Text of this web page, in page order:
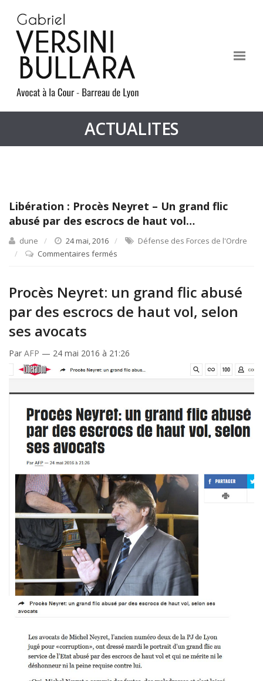
ACTUALITES
Libération : Procès Neyret – Un grand flic
abusé par des escrocs de haut vol…
dune 24 mai, 2016
Défense des Forces de l'Ordre
Commentaires fermés
Procès
Neyret
–
flic
abusé
des
escrocs
de
haut
Procès Neyret: un grand flic abusé
par des escrocs de haut vol, selon
ses avocats
Par AFP — 24 mai 2016 à 21:26